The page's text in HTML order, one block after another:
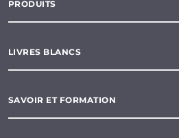
PRODUITS
LIVRES BLANCS
SAVOIR ET FORMATION